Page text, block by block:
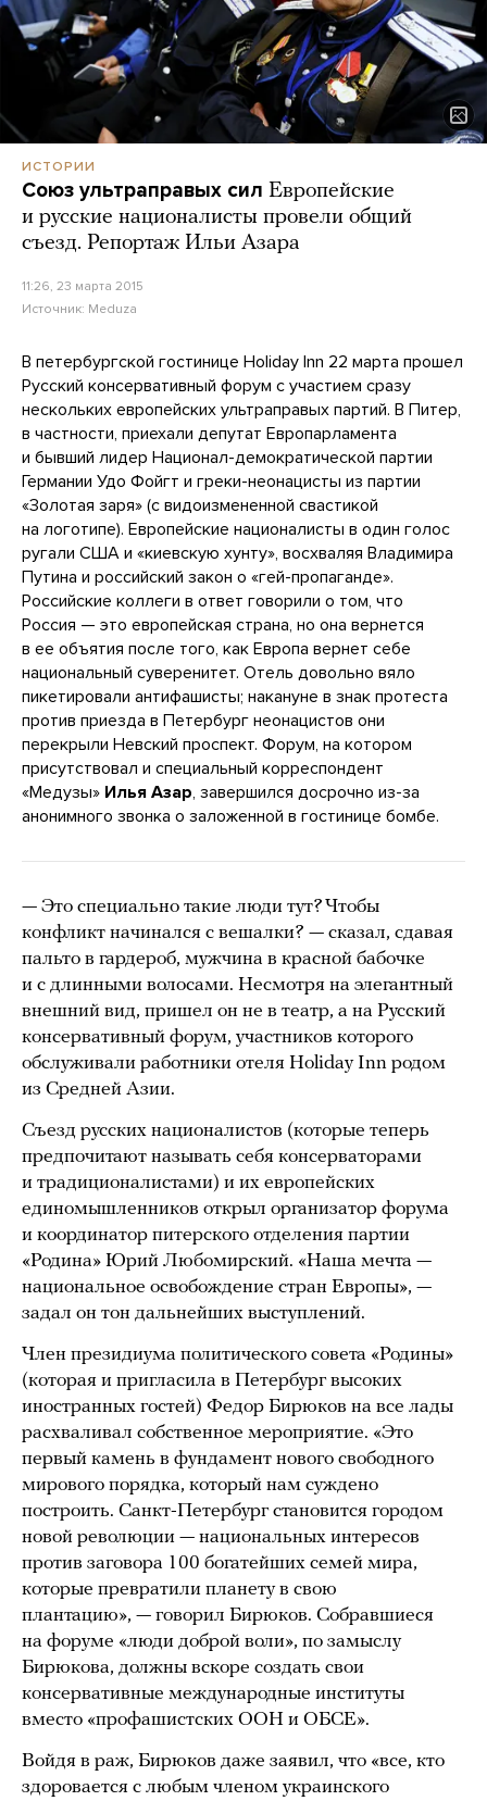
ИСТОРИИ
Союз ультраправых сил Европейские
и русские националисты провели общий
съезд. Репортаж Ильи Азара
11:26, 23 марта 2015
Источник: Meduza
В петербургской гостинице Holiday Inn 22 марта прошел
Русский консервативный форум с участием сразу
нескольких европейских ультраправых партий. В Питер,
в частности, приехали депутат Европарламента
и бывший лидер Национал-демократической партии
Германии Удо Фойгт и греки-неонацисты из партии
«Золотая заря» (с видоизмененной свастикой
на логотипе). Европейские националисты в один голос
ругали США и «киевскую хунту», восхваляя Владимира
Путина и российский закон о «гей-пропаганде».
Российские коллеги в ответ говорили о том, что
Россия — это европейская страна, но она вернется
в ее объятия после того, как Европа вернет себе
национальный суверенитет. Отель довольно вяло
пикетировали антифашисты; накануне в знак протеста
против приезда в Петербург неонацистов они
перекрыли Невский проспект. Форум, на котором
присутствовал и специальный корреспондент
«Медузы» Илья Азар, завершился досрочно из-за
анонимного звонка о заложенной в гостинице бомбе.
— Это специально такие люди тут? Чтобы
конфликт начинался с вешалки? — сказал, сдавая
пальто в гардероб, мужчина в красной бабочке
и с длинными волосами. Несмотря на элегантный
внешний вид, пришел он не в театр, а на Русский
консервативный форум, участников которого
обслуживали работники отеля Holiday Inn родом
из Средней Азии.
Съезд русских националистов (которые теперь
предпочитают называть себя консерваторами
и традиционалистами) и их европейских
единомышленников открыл организатор форума
и координатор питерского отделения партии
«Родина» Юрий Любомирский. «Наша мечта —
национальное освобождение стран Европы», —
задал он тон дальнейших выступлений.
Член президиума политического совета «Родины»
(которая и пригласила в Петербург высоких
иностранных гостей) Федор Бирюков на все лады
расхваливал собственное мероприятие. «Это
первый камень в фундамент нового свободного
мирового порядка, который нам суждено
построить. Санкт-Петербург становится городом
новой революции — национальных интересов
против заговора 100 богатейших семей мира,
которые превратили планету в свою
плантацию», — говорил Бирюков. Собравшиеся
на форуме «люди доброй воли», по замыслу
Бирюкова, должны вскоре создать свои
консервативные международные институты
вместо «профашистских ООН и ОБСЕ».
Войдя в раж, Бирюков даже заявил, что «все, кто
здоровается с любым членом украинского